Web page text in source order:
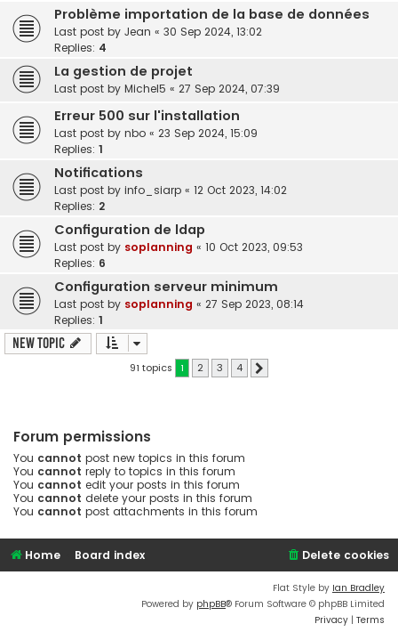
Problème importation de la base de données
Last post by Jean « 30 Sep 2024, 13:02
Replies: 4
La gestion de projet
Last post by Michel5 « 27 Sep 2024, 07:39
Erreur 500 sur l'installation
Last post by nbo « 23 Sep 2024, 15:09
Replies: 1
Notifications
Last post by info_siarp « 12 Oct 2023, 14:02
Replies: 2
Configuration de ldap
Last post by soplanning « 10 Oct 2023, 09:53
Replies: 6
Configuration serveur minimum
Last post by soplanning « 27 Sep 2023, 08:14
Replies: 1
New Topic
91 topics 1 2 3 4
Forum permissions
You cannot post new topics in this forum
You cannot reply to topics in this forum
You cannot edit your posts in this forum
You cannot delete your posts in this forum
You cannot post attachments in this forum
Home Board index Delete cookies
Flat Style by Ian Bradley
Powered by phpBB® Forum Software © phpBB Limited
Privacy | Terms